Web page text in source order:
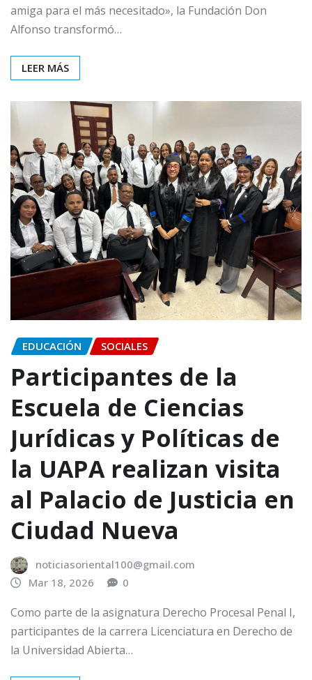
amiga para el más necesitado», la Fundación Don
Alfonso transformó…
LEER MÁS
EDUCACIÓN SOCIALES
Participantes de la
Escuela de Ciencias
Jurídicas y Políticas de
la UAPA realizan visita
al Palacio de Justicia en
Ciudad Nueva
noticiasoriental100@gmail.com
Mar 18, 2026
0
Como parte de la asignatura Derecho Procesal Penal I,
participantes de la carrera Licenciatura en Derecho de
la Universidad Abierta…